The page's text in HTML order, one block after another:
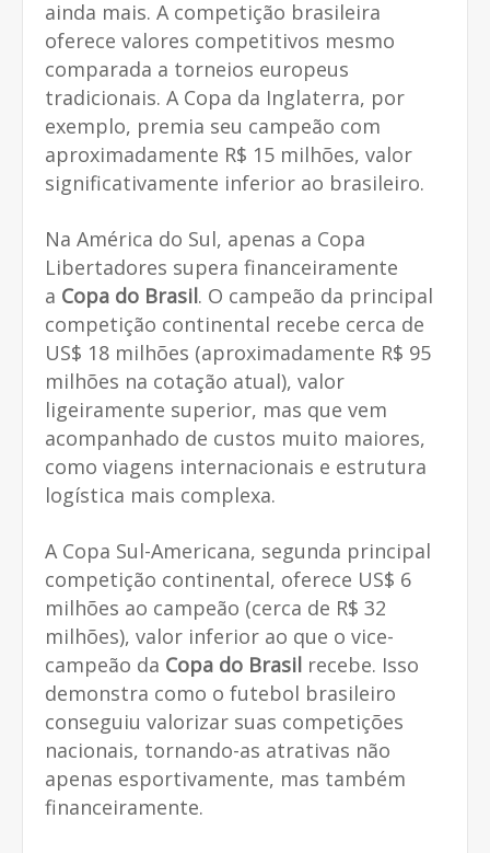
ainda mais. A competição brasileira
oferece valores competitivos mesmo
comparada a torneios europeus
tradicionais. A Copa da Inglaterra, por
exemplo, premia seu campeão com
aproximadamente R$ 15 milhões, valor
significativamente inferior ao brasileiro.
Na América do Sul, apenas a Copa
Libertadores supera financeiramente
a Copa do Brasil. O campeão da principal
competição continental recebe cerca de
US$ 18 milhões (aproximadamente R$ 95
milhões na cotação atual), valor
ligeiramente superior, mas que vem
acompanhado de custos muito maiores,
como viagens internacionais e estrutura
logística mais complexa.
A Copa Sul-Americana, segunda principal
competição continental, oferece US$ 6
milhões ao campeão (cerca de R$ 32
milhões), valor inferior ao que o vice-
campeão da Copa do Brasil recebe. Isso
demonstra como o futebol brasileiro
conseguiu valorizar suas competições
nacionais, tornando-as atrativas não
apenas esportivamente, mas também
financeiramente.